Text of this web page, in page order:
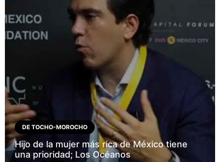
DE TOCHO-MOROCHO
Hijo de la mujer más rica de México tiene
una prioridad; Los Océanos